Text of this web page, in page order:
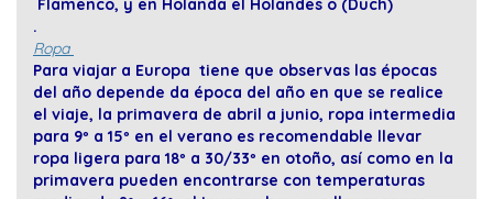
Flamenco, y en Holanda el Holandes o (Duch)
.
Ropa
Para viajar a Europa tiene que observas las épocas
del año depende da época del año en que se realice
el viaje, la primavera de abril a junio, ropa intermedia
para 9º a 15º en el verano es recomendable llevar
ropa ligera para 18º a 30/33º en otoño, así como en la
primavera pueden encontrarse con temperaturas